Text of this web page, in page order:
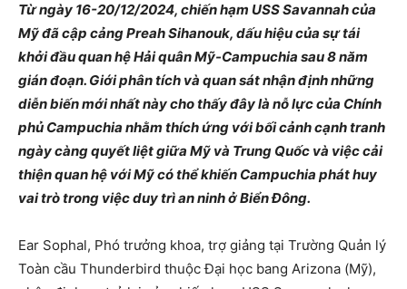
Từ ngày 16-20/12/2024, chiến hạm USS Savannah của
Mỹ đã cập cảng Preah Sihanouk, dấu hiệu của sự tái
khởi đầu quan hệ Hải quân Mỹ-Campuchia sau 8 năm
gián đoạn. Giới phân tích và quan sát nhận định những
diễn biến mới nhất này cho thấy đây là nỗ lực của Chính
phủ Campuchia nhằm thích ứng với bối cảnh cạnh tranh
ngày càng quyết liệt giữa Mỹ và Trung Quốc và việc cải
thiện quan hệ với Mỹ có thể khiến Campuchia phát huy
vai trò trong việc duy trì an ninh ở Biển Đông.
Ear Sophal, Phó trưởng khoa, trợ giảng tại Trường Quản lý
Toàn cầu Thunderbird thuộc Đại học bang Arizona (Mỹ),